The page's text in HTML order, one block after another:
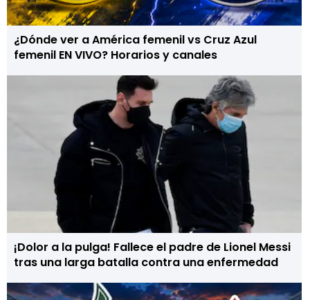
¿Dónde ver a América femenil vs Cruz Azul
femenil EN VIVO? Horarios y canales
¡Dolor a la pulga! Fallece el padre de Lionel Messi
tras una larga batalla contra una enfermedad